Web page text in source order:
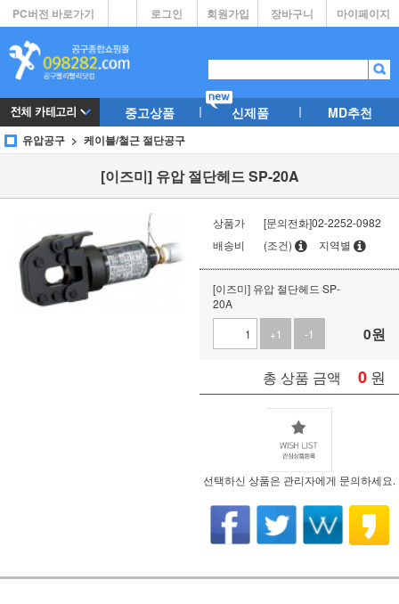
PC버전 바로가기 마이페이지
장바구니
회원가입
로그인
중고상품 신제품 MD추천
유압공구 케이블/철근 절단공구
[이즈미] 유압 절단헤드 SP-20A
상품가
[문의전화]02-2252-0982
배송비
(조건) 지역별
[이즈미] 유압 절단헤드 SP-
20A
+1
-1 0원
총 상품 금액 0 원
선택하신 상품은 관리자에게 문의하세요.